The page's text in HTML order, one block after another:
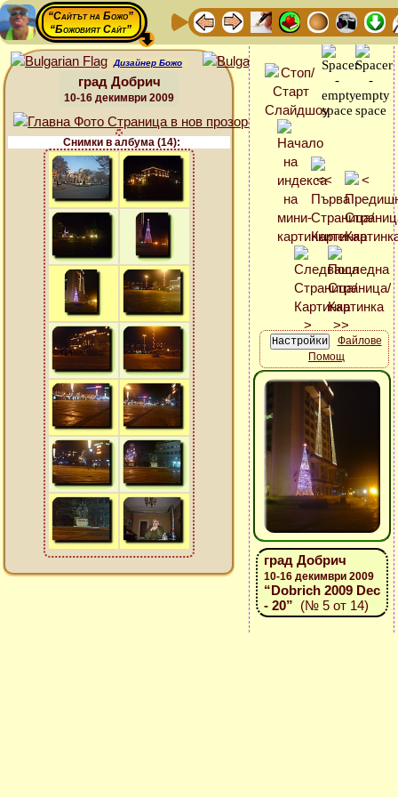
“Сайтът на Божо”
“Божовият Сайт”
Дизайнер Божо
град Добрич
10-16 декимври 2009
Снимки в албума (14):
Файлове
Помощ
град Добрич
10-16 декимври 2009
“Dobrich 2009 Dec
- 20” (№ 5 от 14)